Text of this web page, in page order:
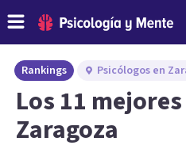
Rankings Psicólogos en
Los 11
Zaragoza